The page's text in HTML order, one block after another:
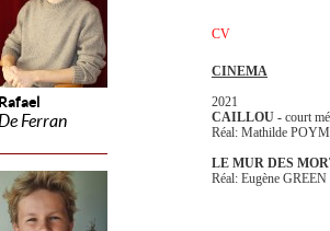
Rafael
De Ferran
CV
CINEMA
2021
CAILLOU - court
Réal: Mathilde
LE MUR DES
Réal: Eugène GREEN